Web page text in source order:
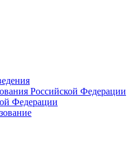
Российской Федерации
Федерации